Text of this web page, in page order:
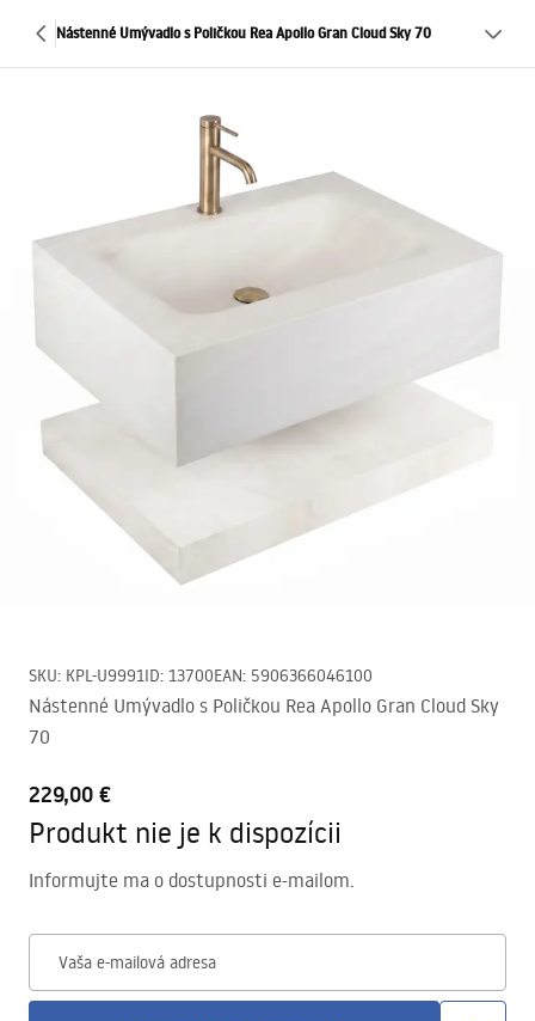
Nástenné Umývadlo s Poličkou Rea Apollo Gran Cloud Sky 70
SKU: KPL-U9991ID: 13700EAN: 5906366046100
Nástenné Umývadlo s Poličkou Rea Apollo Gran Cloud Sky
70
229,00 €
Produkt nie je k dispozícii
Informujte ma o dostupnosti e-mailom.
Vaša e-mailová adresa